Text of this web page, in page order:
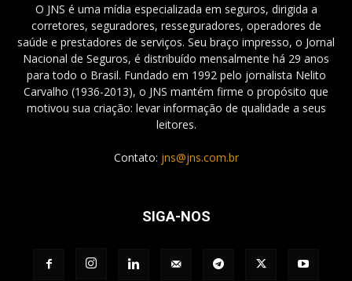
O JNS é uma mídia especializada em seguros, dirigida a
corretores, seguradores, resseguradores, operadores de
saúde e prestadores de serviços. Seu braço impresso, o Jornal
Nacional de Seguros, é distribuído mensalmente há 29 anos
para todo o Brasil. Fundado em 1992 pelo jornalista Nelito
Carvalho (1936-2013), o JNS mantém firme o propósito que
motivou sua criação: levar informação de qualidade a seus
leitores.
Contato: jns@jns.com.br
SIGA-NOS